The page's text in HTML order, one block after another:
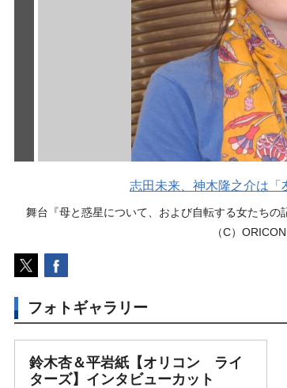
志田未来、神木隆之介は
舞台『母と惑星について、および自転する女たち
（C）
フォトギャラリー
鈴木杏＆平岩紙【オリコン ライ
ターズ】インタビューカット